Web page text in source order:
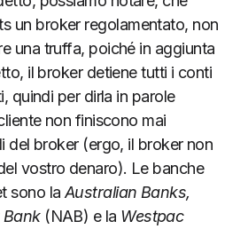
un broker regolamentato, non
una truffa, poiché in aggiunta
il broker detiene tutti i conti
quindi per dirla in parole
non finiscono mai
del broker (ergo, il broker non
vostro denaro). Le banche
sono la Australian Banks,
Bank(NAB) e la Westpac